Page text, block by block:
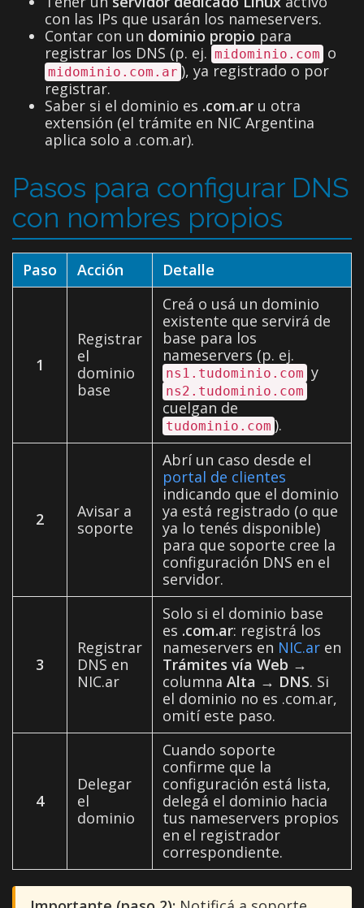
con las IPs que usarán los nameservers.
Contar con un dominio propio para
registrar los DNS (p. ej. midominio.com o
midominio.com.ar ), ya registrado o por
registrar.
Saber si el dominio es .com.ar u otra
extensión (el trámite en NIC Argentina
aplica solo a .com.ar).
Pasos para configurar DNS
con nombres propios
Paso Acción Detalle
1
Registrar
el
dominio
base
Creá o usá un dominio
existente que servirá de
base para los
nameservers (p. ej.
ns1.tudominio.com y
ns2.tudominio.com
cuelgan de
tudominio.com ).
2
Avisar a
soporte
Abrí un caso desde el
portal de clientes
indicando que el dominio
ya está registrado (o que
ya lo tenés disponible)
para que soporte cree la
configuración DNS en el
servidor.
3
Registrar
DNS en
NIC.ar
Solo si el dominio base
es .com.ar: registrá los
nameservers en NIC.ar en
Trámites vía Web →
columna Alta → DNS. Si
el dominio no es .com.ar,
omití este paso.
4
Delegar
el
dominio
Cuando soporte
confirme que la
configuración está lista,
delegá el dominio hacia
tus nameservers propios
en el registrador
correspondiente.